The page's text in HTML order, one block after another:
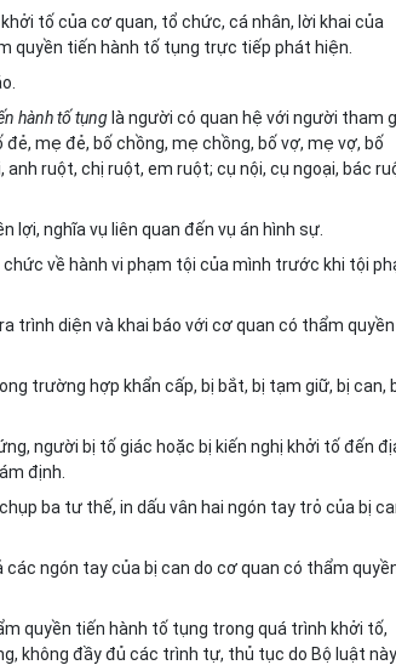
tố của cơ quan, tổ chức, cá nhân, lời khai của
quyền tiến hành tố tụng trực tiếp phát hiện.
hành tố tụng là người có quan hệ với người tham
mẹ đẻ, bố chồng, mẹ chồng, bố vợ, mẹ vợ, bố
anh ruột, chị ruột, em ruột; cụ nội, cụ ngoại, bác
lợi, nghĩa vụ liên quan đến vụ án hình sự.
về hành vi phạm tội của mình trước khi tội
trình diện và khai báo với cơ quan có thẩm quyền
trường hợp khẩn cấp, bị bắt, bị tạm giữ, bị can,
người bị tố giác hoặc bị kiến nghị khởi tố đến
định.
ba tư thế, in dấu vân hai ngón tay trỏ của bị
ngón tay của bị can do cơ quan có thẩm
quyền tiến hành tố tụng trong quá trình khởi tố,
không đầy đủ các trình tự, thủ tục do Bộ luật này